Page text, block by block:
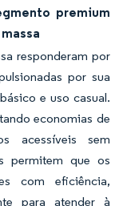
premium
responderam por
por sua
e uso casual.
economias de
acessíveis sem
permitem que os
com eficiência,
para atender à